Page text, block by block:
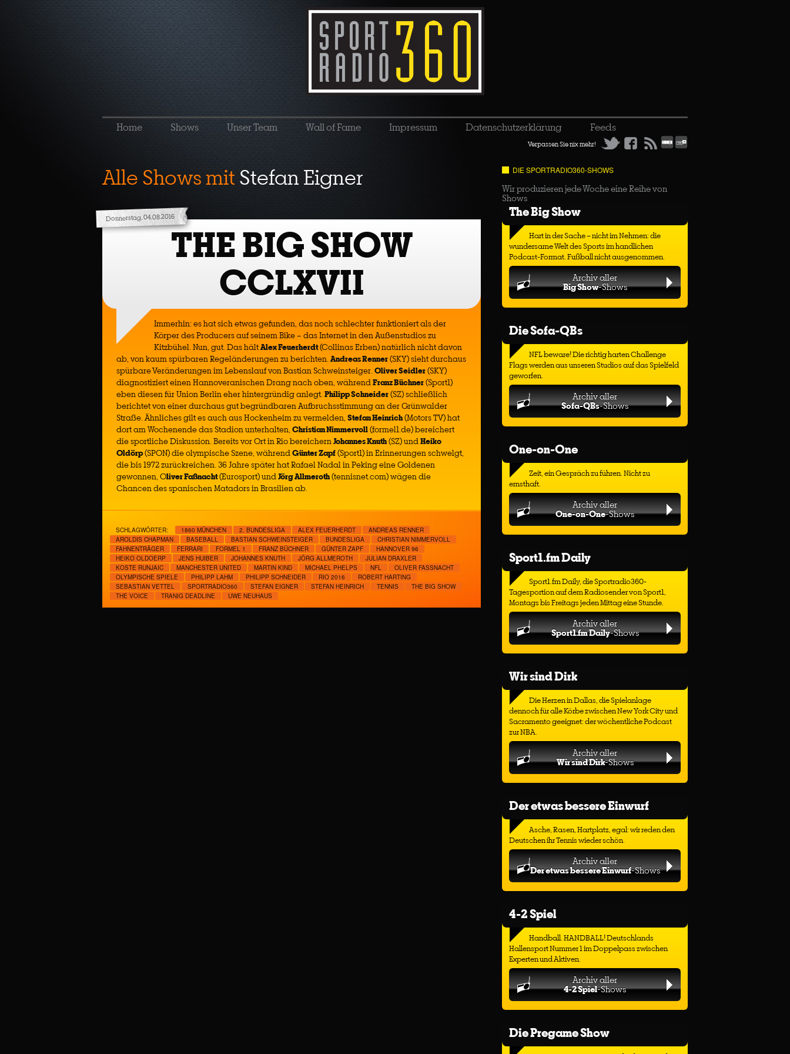
Home Shows Unser Team Wall of Fame Impressum Datenschutzerklärung Feeds
Verpassen Sie nix mehr!
Alle Shows mitStefan Eigner
Donnerstag, 04.08.2016
THE BIG SHOW
CCLXVII
Immerhin: es hat sich etwas gefunden, das noch schlechter funktioniert als der
Körper des Producers auf seinem Bike – das Internet in den Außenstudios zu
Kitzbühel. Nun, gut. Das hältAlex Feuerherdt(Collinas Erben) natürlich nicht davon
ab, von kaum spürbaren Regeländerungen zu berichten.Andreas Renner(SKY) sieht durchaus
spürbare Veränderungen im Lebenslauf von Bastian Schweinsteiger.Oliver Seidler(SKY)
diagnostiziert einen Hannoveranischen Drang nach oben, währendFranz Büchner(Sport1)
eben diesen für Union Berlin eher hintergründig anlegt.Philipp Schneider(SZ) schließlich
berichtet von einer durchaus gut begründbaren Aufbruchsstimmung an der Grünwalder
Straße. Ähnliches gilt es auch aus Hockenheim zu vermelden, Stefan Heinrich(Motors TV) hat
dort am Wochenende das Stadion unterhalten, Christian Nimmervoll(formel1.de) bereichert
die sportliche Diskussion. Bereits vor Ort in Rio bereichernJohannes Knuth(SZ) undHeiko
Oldörp(SPON) die olympische Szene, währendGünter Zapf(Sport1) in Erinnerungen schwelgt,
die bis 1972 zurückreichen. 36 Jahre später hat Rafael Nadal in Peking eine Goldenen
gewonnen, Oliver Faßnacht(Eurosport) undJörg Allmeroth(tennisnet.com) wägen die
Chancen des spanischen Matadors in Brasilien ab.
SCHLAGWÖRTER: 1860 MÜNCHEN 2. BUNDESLIGA ALEX FEUERHERDT
ANDREAS RENNER
AROLDIS CHAPMAN
BASEBALL BASTIAN SCHWEINSTEIGER BUNDESLIGA
CHRISTIAN NIMMERVOLL
FAHNENTRÄGER
FERRARI FORMEL 1 FRANZ BÜCHNER GÜNTER ZAPF
HANNOVER 96
HEIKO OLDOERP
JENS HUIBER JOHANNES KNUTH JÖRG ALLMEROTH
JULIAN DRAXLER
KOSTE RUNJAIC
MANCHESTER UNITED MARTIN KIND MICHAEL PHELPS NFL
OLIVER FASSNACHT
OLYMPISCHE SPIELE
PHILIPP LAHM PHILIPP SCHNEIDER RIO 2016
ROBERT HARTING
SEBASTIAN VETTEL
SPORTRADIO360 STEFAN EIGNER STEFAN HEINRICH TENNIS
THE BIG SHOW
THE VOICE
TRANIG DEADLINE UWE NEUHAUS
DIE SPORTRADIO360-SHOWS
Wir produzieren jede Woche eine Reihe von
Shows
The Big Show
Hart in der Sache – nicht im Nehmen: die
wundersame Welt des Sports im handlichen
Podcast-Format. Fußball nicht ausgenommen.
Archiv aller
Big Show-Shows
Die Sofa-QBs
NFL beware! Die richtig harten Challenge
Flags werden aus unseren Studios auf das Spielfeld
geworfen.
Archiv aller
Sofa-QBs-Shows
One-on-One
Zeit, ein Gespräch zu führen. Nicht zu
ernsthaft.
Archiv aller
One-on-One-Shows
Sport1.fm Daily
Sport1.fm Daily, die Sportradio360-
Tagesportion auf dem Radiosender von Sport1,
Montags bis Freitags jeden Mittag eine Stunde.
Archiv aller
Sport1.fm Daily-Shows
Wir sind Dirk
Die Herzen in Dallas, die Spielanlage
dennoch für alle Körbe zwischen New York City und
Sacramento geeignet: der wöchentliche Podcast
zur NBA.
Archiv aller
Wir sind Dirk-Shows
Der etwas bessere Einwurf
Asche, Rasen, Hartplatz, egal: wir reden den
Deutschen ihr Tennis wieder schön.
Archiv aller
Der etwas bessere Einwurf-Shows
4-2 Spiel
Handball. HANDBALL! Deutschlands
Hallensport Nummer 1 im Doppelpass zwischen
Experten und Aktiven.
Archiv aller
4-2 Spiel-Shows
Die Pregame Show